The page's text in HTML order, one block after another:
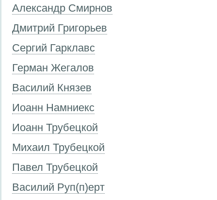
Александр Смирнов
Дмитрий Григорьев
Сергий Гарклавс
Герман Жегалов
Василий Князев
Иоанн Намниекс
Иоанн Трубецкой
Михаил Трубецкой
Павел Трубецкой
Василий Руп(п)ерт